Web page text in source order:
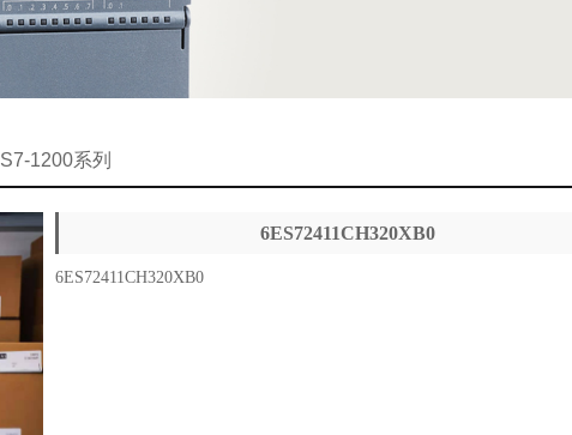
S7-1200系列
6ES72411CH320XB0
6ES72411CH320XB0